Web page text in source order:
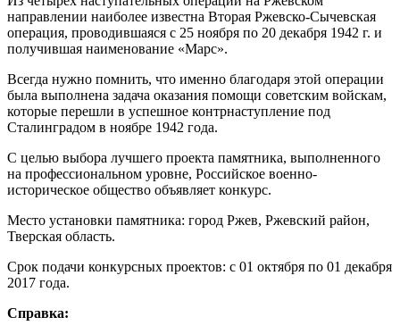
направлении наиболее известна Вторая Ржевско-Сычевская
операция, проводившаяся с 25 ноября по 20 декабря 1942 г. и
получившая наименование «Марс».
Всегда нужно помнить, что именно благодаря этой операции
была выполнена задача оказания помощи советским войскам,
которые перешли в успешное контрнаступление под
Сталинградом в ноябре 1942 года.
С целью выбора лучшего проекта памятника, выполненного
на профессиональном уровне, Российское военно-
историческое общество объявляет конкурс.
Место установки памятника: город Ржев, Ржевский район,
Тверская область.
Срок подачи конкурсных проектов: с 01 октября по 01 декабря
2017 года.
Справка: